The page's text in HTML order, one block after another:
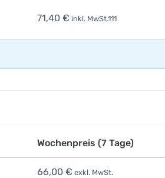
71,40 € inkl. MwSt.111
Wochenpreis (7 Tage)
66,00 € exkl. MwSt.